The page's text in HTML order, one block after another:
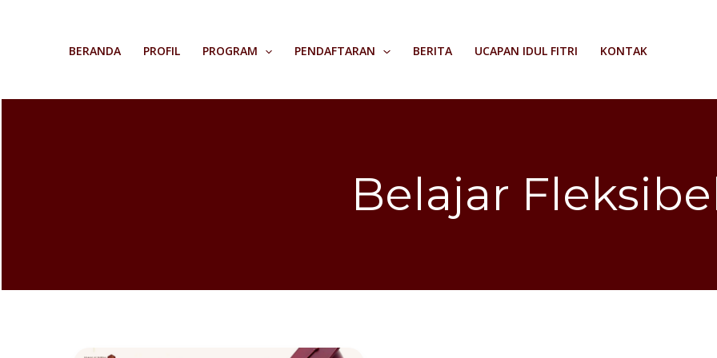
BERANDA PROFIL PROGRAM PENDAFTARAN BERITA UCAPAN IDUL FITRI KONTAK
Belajar